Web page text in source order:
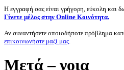
Η εγγραφή σας είναι γρήγορη, εύκολη και
Γίνετε μέλος στην Online Κοινότητα.
Αν συναντήσετε οποιοδήποτε πρόβλημα
επικοινωνήστε μαζί μας.
Μετά – νοια